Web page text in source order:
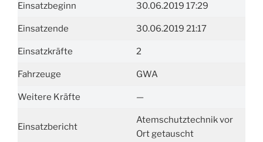
Einsatzbeginn 30.06.2019 17:29
Einsatzende 30.06.2019 21:17
Einsatzkräfte 2
Fahrzeuge GWA
Weitere Kräfte —
Einsatzbericht
Atemschutztechnik vor
Ort getauscht